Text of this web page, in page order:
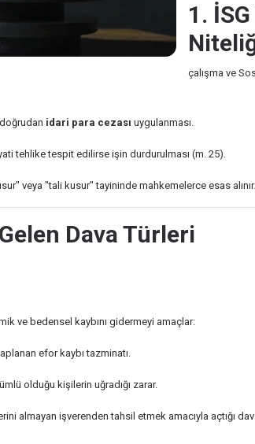
1.
çalışma ve
idari para cezası uygulanması.
tehlike tespit edilirse işin durdurulması (m. 25).
veya "tali kusur" tayininde mahkemelerce esas alınır.
Dava Türleri
ve bedensel kaybını gidermeyi amaçlar:
efor kaybı tazminatı.
olduğu kişilerin uğradığı zarar.
almayan işverenden tahsil etmek amacıyla açtığı